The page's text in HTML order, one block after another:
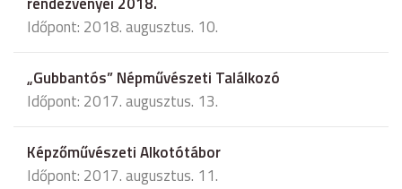
Időpont: 2018. augusztus. 10.
„Gubbantós” Népművészeti Találkozó
Időpont: 2017. augusztus. 13.
Képzőművészeti Alkotótábor
Időpont: 2017. augusztus. 11.